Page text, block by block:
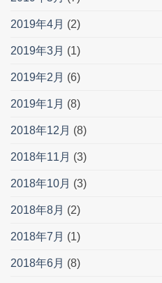
2019年4月 (2)
2019年3月 (1)
2019年2月 (6)
2019年1月 (8)
2018年12月 (8)
2018年11月 (3)
2018年10月 (3)
2018年8月 (2)
2018年7月 (1)
2018年6月 (8)